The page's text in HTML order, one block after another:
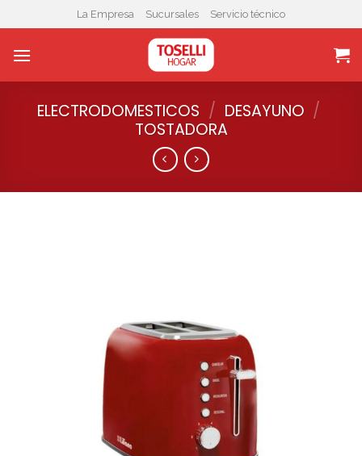
to
content
La Empresa Sucursales Servicio técnico
ELECTRODOMESTICOS / DESAYUNO /
TOSTADORA